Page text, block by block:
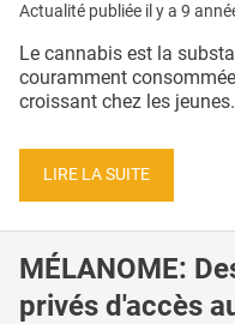
Actualité publiée il y a 9
Le cannabis est la
couramment
croissant chez les
LIRE LA SUITE
MÉLANOME:
privés d'accès